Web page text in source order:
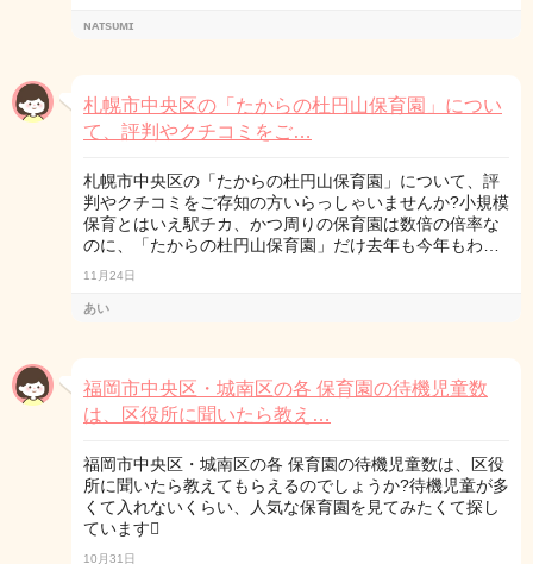
ɴᴀᴛsᴜᴍɪ
札幌市中央区の「たからの杜円山保育園」につい
て、評判やクチコミをご…
札幌市中央区の「たからの杜円山保育園」について、評
判やクチコミをご存知の方いらっしゃいませんか?小規模
保育とはいえ駅チカ、かつ周りの保育園は数倍の倍率な
のに、「たからの杜円山保育園」だけ去年も今年もわ…
11月24日
あい
福岡市中央区・城南区の各 保育園の待機児童数
は、区役所に聞いたら教え…
福岡市中央区・城南区の各 保育園の待機児童数は、区役
所に聞いたら教えてもらえるのでしょうか?待機児童が多
くて入れないくらい、人気な保育園を見てみたくて探し
ています󾭠
10月31日